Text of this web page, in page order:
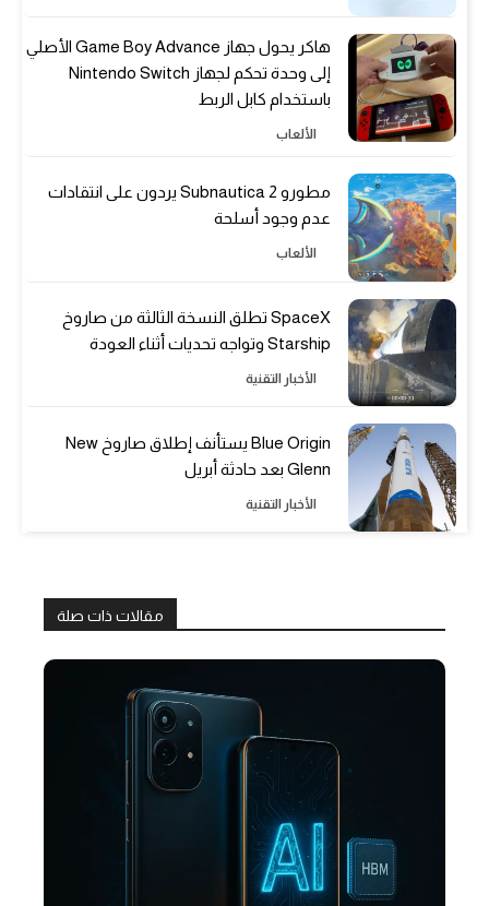
هاكر يحول جهاز Game Boy Advance الأصلي
إلى وحدة تحكم لجهاز Nintendo Switch
باستخدام كابل الربط
الألعاب
مطورو Subnautica 2 يردون على انتقادات
عدم وجود أسلحة
الألعاب
SpaceX تطلق النسخة الثالثة من صاروخ
Starship وتواجه تحديات أثناء العودة
الأخبار التقنية
Blue Origin يستأنف إطلاق صاروخ New
Glenn بعد حادثة أبريل
الأخبار التقنية
مقالات ذات صلة